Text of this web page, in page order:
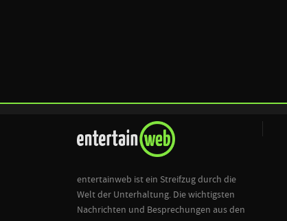
entertainweb ist ein Streifzug durch die
Welt der Unterhaltung. Die wichtigsten
Nachrichten und Besprechungen aus den